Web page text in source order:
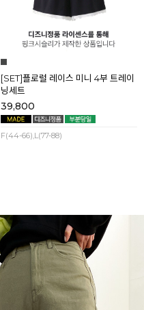
[SET]플로럴 레이스 미니 4부 트레이
닝세트
39,800
F(44-66),L(77-88)